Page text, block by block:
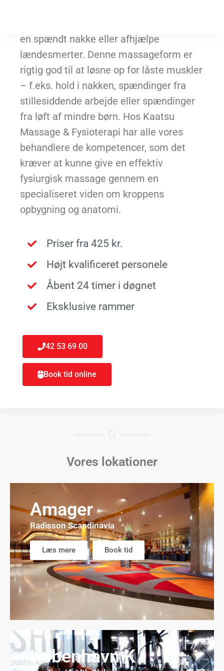
en spændt nakke eller afhjælpe
lændesmerter. Denne massageform er
rigtig god til at løsne op for låste muskler
– f.eks. hold i nakken, spændinger fra
stillesiddende arbejde eller spændinger
fra løft af mindre børn. Hos Kaatsu
Massage & Fysioterapi har alle vores
behandlere de kompetencer, som det
kræver at kunne give en effektiv
fysiurgisk massage gennem en
specialiseret viden om kroppens
opbygning og anatomi.
Priser fra 425 kr.
Højt kvalificeret personele
Åbent 24 timer i døgnet
Eksklusive rammer
42 53 69 00
Book tid online
Vores lokationer
Amager
Radisson Scandinavia
Læs mere Book tid
København K